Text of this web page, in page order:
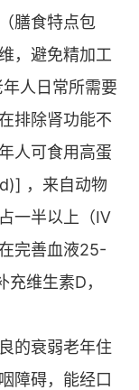
膳食特点包
，避免精加工
人日常所需要
排除肾功能不
人可食用高蛋
，来自动物
一半以上（Ⅳ
完善血液25-
维生素D，
的衰弱老年住
障碍，能经口